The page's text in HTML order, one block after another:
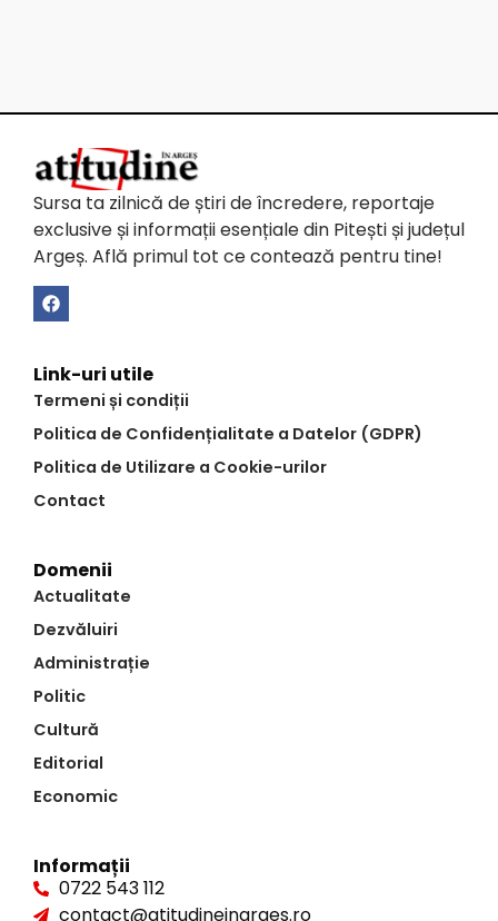
Sursa ta zilnică de știri de încredere, reportaje
exclusive și informații esențiale din Pitești și județul
Argeș. Află primul tot ce contează pentru tine!
Link-uri utile
Termeni și condiții
Politica de Confidențialitate a Datelor (GDPR)
Politica de Utilizare a Cookie-urilor
Contact
Domenii
Actualitate
Dezvăluiri
Administrație
Politic
Cultură
Editorial
Economic
Informații
0722 543 112
contact@atitudineinarges.ro